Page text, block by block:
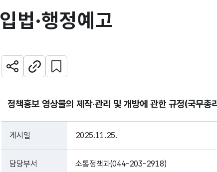
입법·행정예고
공유하기주소복사
관심 콘텐츠 설정하기
정책홍보 영상물의 제작·관리 및 개방에 관한 규정(국무총
게시일 2025.11.25.
담당부서 소통정책과(044-203-2918)